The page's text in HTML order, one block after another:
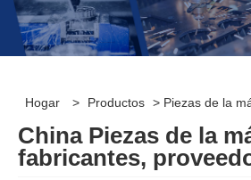
Hogar > Productos > Piezas de la
China Piezas de la
fabricantes,